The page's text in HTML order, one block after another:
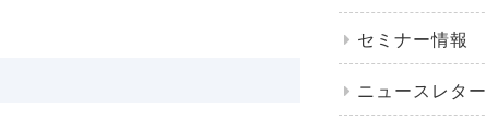
セミナー情報
ニュースレター